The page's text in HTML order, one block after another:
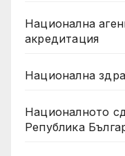
Национална
акредитация
Национална
Националното
Република